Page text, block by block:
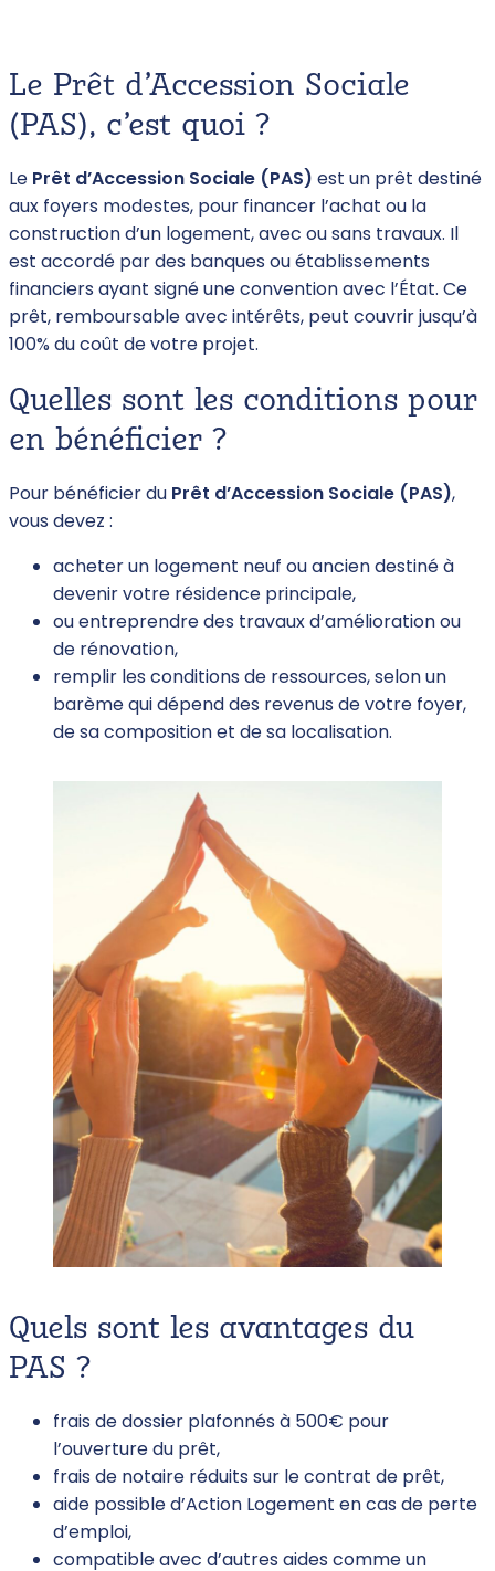
Le Prêt d’Accession Sociale
(PAS), c’est quoi ?
Le Prêt d’Accession Sociale (PAS) est un prêt destiné
aux foyers modestes, pour financer l’achat ou la
construction d’un logement, avec ou sans travaux. Il
est accordé par des banques ou établissements
financiers ayant signé une convention avec l’État. Ce
prêt, remboursable avec intérêts, peut couvrir jusqu’à
100% du coût de votre projet.
Quelles sont les conditions pour
en bénéficier ?
Pour bénéficier du Prêt d’Accession Sociale (PAS),
vous devez :
acheter un logement neuf ou ancien destiné à
devenir votre résidence principale,
ou entreprendre des travaux d’amélioration ou
de rénovation,
remplir les conditions de ressources, selon un
barème qui dépend des revenus de votre foyer,
de sa composition et de sa localisation.
Quels sont les avantages du
PAS ?
frais de dossier plafonnés à 500€ pour
l’ouverture du prêt,
frais de notaire réduits sur le contrat de prêt,
aide possible d’Action Logement en cas de perte
d’emploi,
compatible avec d’autres aides comme un